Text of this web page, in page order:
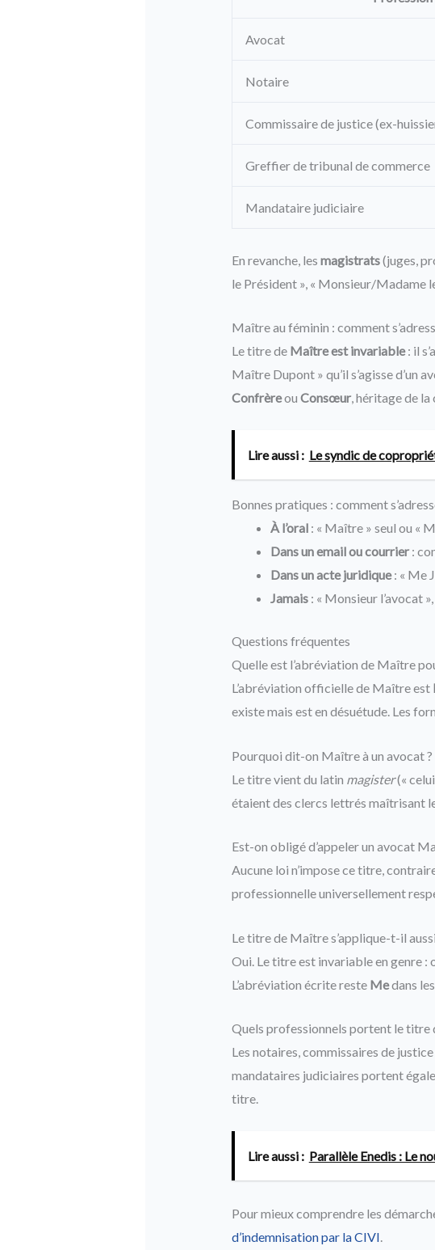
Avocat
Notaire
Commissaire de justice (ex-
Greffier de tribunal de commerce
Mandataire judiciaire
En revanche, les magistrats(juges,
le Président », « Monsieur/Madame
Maître au féminin : comment
Le titre de Maître est invariable: il
Maître Dupont » qu’il s’agisse d’un
Confrèreou Consœur, héritage de
Lire aussi : Le syndic de
Bonnes pratiques : comment
À l’oral: « Maître » seul ou «
Dans un email ou courrier:
Dans un acte juridique: « Me
Jamais: « Monsieur l’avocat
Questions fréquentes
Quelle est l’abréviation de Maître
L’abréviation officielle de Maître est
existe mais est en désuétude. Les
Pourquoi dit-on Maître à un avocat ?
Le titre vient du latin magister(«
étaient des clercs lettrés maîtrisant
Est-on obligé d’appeler un avocat
Aucune loi n’impose ce titre,
professionnelle universellement
Le titre de Maître s’applique-t-il
Oui. Le titre est invariable en genre :
L’abréviation écrite reste Medans
Quels professionnels portent le titre
Les notaires, commissaires de
mandataires judiciaires portent
titre.
Lire aussi : Parallèle Enedis : Le
Pour mieux comprendre les
d’indemnisation par la CIVI